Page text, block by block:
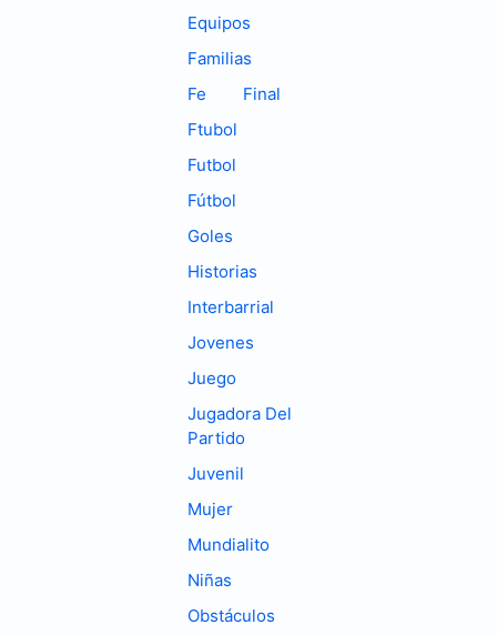
Equipos
Familias
Fe
Final
Ftubol
Futbol
Fútbol
Goles
Historias
Interbarrial
Jovenes
Juego
Jugadora Del
Partido
Juvenil
Mujer
Mundialito
Niñas
Obstáculos